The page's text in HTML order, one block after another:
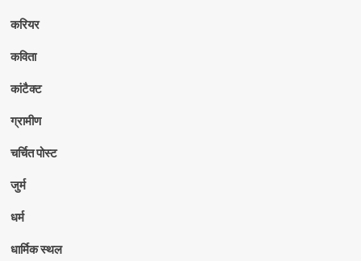
करियर
कविता
कांटैक्ट
ग्रामीण
चर्चित पोस्ट
जुर्म
धर्म
धार्मिक स्थल